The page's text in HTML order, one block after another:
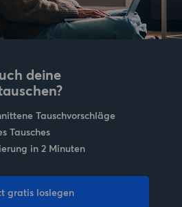
deine
Tauschvorschläge
Tausches
in 2 Minuten
gratis loslegen